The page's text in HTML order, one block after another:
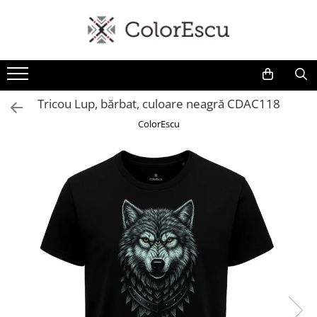
Toate produsele
Tricouri
Tricouri bărbați
Tricouri damă
Tricouri sport tehnice
Bluze si hanorace
Bluze si hanorace bărbați
Bluze si hanorace damă
Bluze de trening | Bluze tehnice
Tricou Lup, bărbat, culoare neagră CDAC118
ColorEscu